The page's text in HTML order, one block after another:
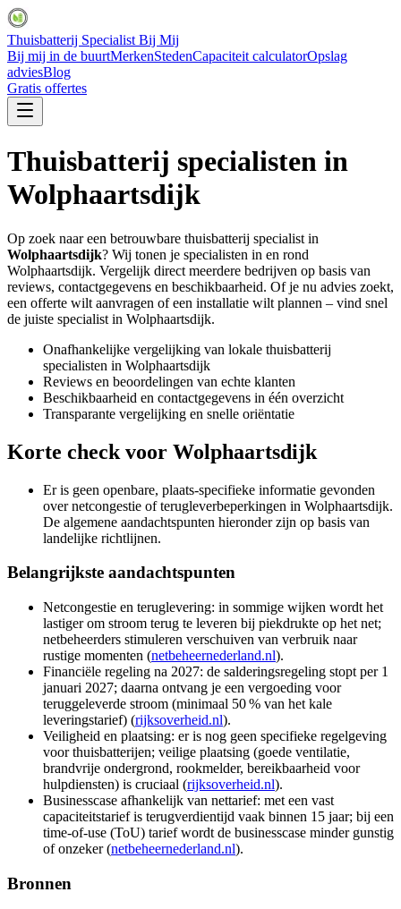
Thuisbatterij Specialist Bij Mij
Bij mij in de buurtMerkenStedenCapaciteit calculatorOpslag
adviesBlog
Gratis offertes
Thuisbatterij specialisten in
Wolphaartsdijk
Op zoek naar een betrouwbare thuisbatterij specialist in
Wolphaartsdijk? Wij tonen je specialisten in en rond
Wolphaartsdijk. Vergelijk direct meerdere bedrijven op basis van
reviews, contactgegevens en beschikbaarheid. Of je nu advies zoekt,
een offerte wilt aanvragen of een installatie wilt plannen – vind snel
de juiste specialist in Wolphaartsdijk.
Onafhankelijke vergelijking van lokale thuisbatterij
specialisten in Wolphaartsdijk
Reviews en beoordelingen van echte klanten
Beschikbaarheid en contactgegevens in één overzicht
Transparante vergelijking en snelle oriëntatie
Korte check voor Wolphaartsdijk
Er is geen openbare, plaats‑specifieke informatie gevonden
over netcongestie of terugleverbeperkingen in Wolphaartsdijk.
De algemene aandachtspunten hieronder zijn op basis van
landelijke richtlijnen.
Belangrijkste aandachtspunten
Netcongestie en teruglevering: in sommige wijken wordt het
lastiger om stroom terug te leveren bij piekdrukte op het net;
netbeheerders stimuleren verschuiven van verbruik naar
rustige momenten (netbeheernederland.nl).
Financiële regeling na 2027: de salderingsregeling stopt per 1
januari 2027; daarna ontvang je een vergoeding voor
teruggeleverde stroom (minimaal 50 % van het kale
leveringstarief) (rijksoverheid.nl).
Veiligheid en plaatsing: er is nog geen specifieke regelgeving
voor thuisbatterijen; veilige plaatsing (goede ventilatie,
brandvrije ondergrond, rookmelder, bereikbaarheid voor
hulpdiensten) is cruciaal (rijksoverheid.nl).
Businesscase afhankelijk van nettarief: met een vast
capaciteitstarief is terugverdientijd vaak binnen 15 jaar; bij een
time‑of‑use (ToU) tarief wordt de businesscase minder gunstig
of onzeker (netbeheernederland.nl).
Bronnen